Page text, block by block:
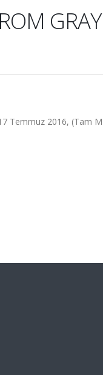
Temmuz 2016, (Tam